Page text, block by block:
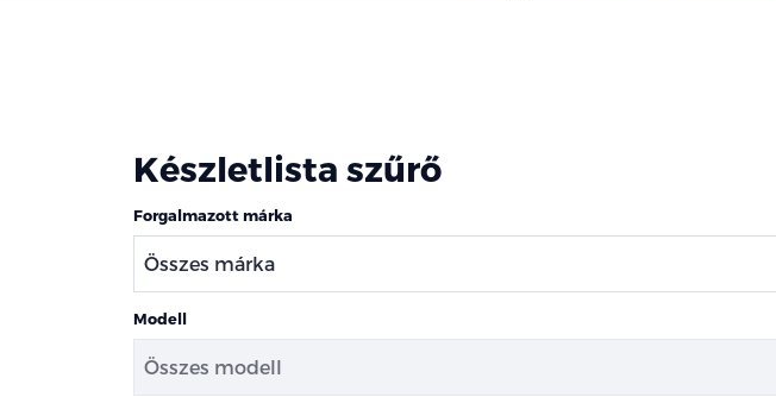
Készletlista szűrő
Forgalmazott márka
Modell